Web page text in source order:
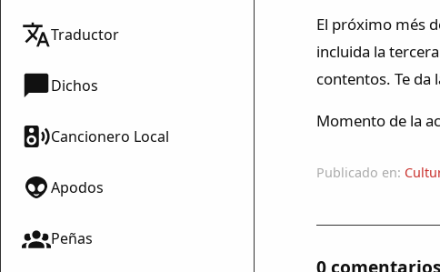
Traductor
Dichos
Cancionero Local
Apodos
Peñas
El próximo més
incluida la
contentos. Te da
Momento de la
Publicado en:
0 comentarios